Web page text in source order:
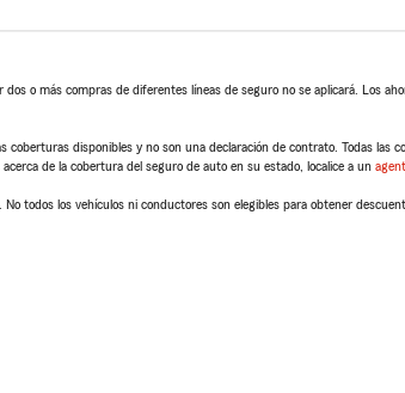
o más compras de diferentes líneas de seguro no se aplicará. Los
disponibles y no son una declaración de contrato. Todas las
de la cobertura del seguro de auto en su estado, localice a un
todos los vehículos ni conductores son elegibles para obtener